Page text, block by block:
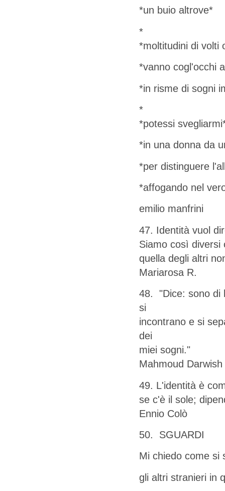
*un buio altrove*
*
*moltitudini di volti
*vanno cogl'occhi
*in risme di sogni
*
*potessi
*in una donna da
*per distinguere
*affogando nel
emilio manfrini
47. Identità vuol
Siamo così diversi
quella degli altri
Mariarosa R.
48. "Dice: sono di
si
incontrano e si
dei
miei sogni."
Mahmoud Darwish
49. L'identità è
se c'è il sole;
Ennio Colò
50. SGUARDI
Mi chiedo come si
gli altri stranieri in